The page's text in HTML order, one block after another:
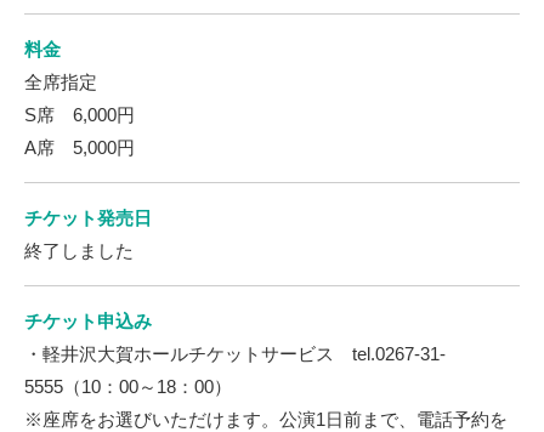
料金
全席指定
S席 6,000円
A席 5,000円
チケット発売日
終了しました
チケット申込み
・軽井沢大賀ホールチケットサービス tel.0267-31-
5555（10：00～18：00）
※座席をお選びいただけます。公演1日前まで、電話予約を